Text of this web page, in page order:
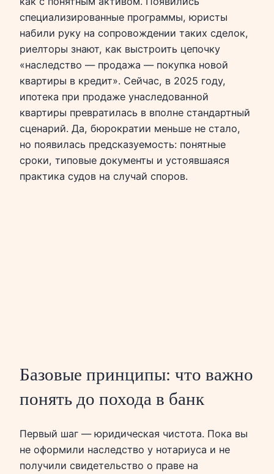
специализированные программы, юристы
набили руку на сопровождении таких сделок,
риелторы знают, как выстроить цепочку
«наследство — продажа — покупка новой
квартиры в кредит». Сейчас, в 2025 году,
ипотека при продаже унаследованной
квартиры превратилась в вполне стандартный
сценарий. Да, бюрократии меньше не стало,
но появилась предсказуемость: понятные
сроки, типовые документы и устоявшаяся
практика судов на случай споров.
Базовые принципы: что важно
понять до похода в банк
Первый шаг — юридическая чистота. Пока вы
не оформили наследство у нотариуса и не
получили свидетельство о праве на